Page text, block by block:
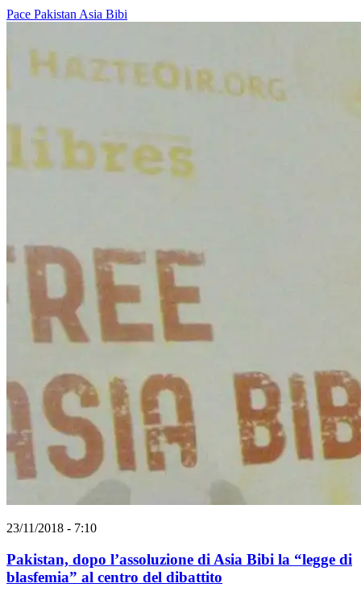
Pace Pakistan Asia Bibi
23/11/2018 - 7:10
Pakistan, dopo l’assoluzione di Asia Bibi la “legge di
blasfemia” al centro del dibattito